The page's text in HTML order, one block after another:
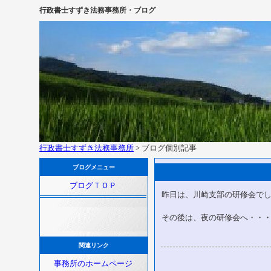
行政書士すずき法務事務所・ブログ
行政書士すずき法務事務所 > ブログ個別記事
ブログメニュー
ブログＴＯＰ
関連リンク
事務所のホームページ
昨日は、川崎支部の研修会で
その後は、夜の研修会へ・・